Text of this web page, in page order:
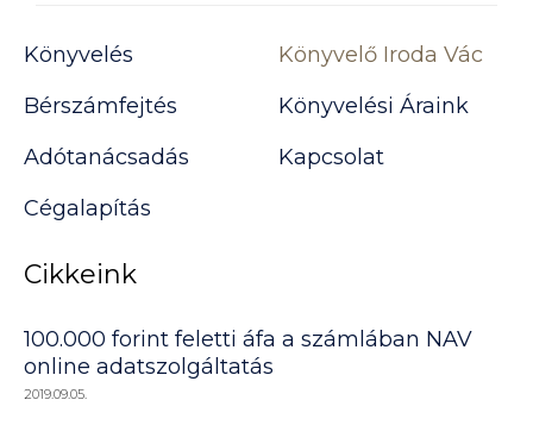
Könyvelés
Bérszámfejtés
Adótanácsadás
Cégalapítás
Könyvelő Iroda Vác
Könyvelési Áraink
Kapcsolat
Cikkeink
100.000 forint feletti áfa a számlában NAV
online adatszolgáltatás
2019.09.05.